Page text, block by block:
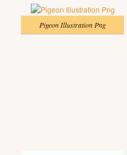
Pigeon Illustration Png